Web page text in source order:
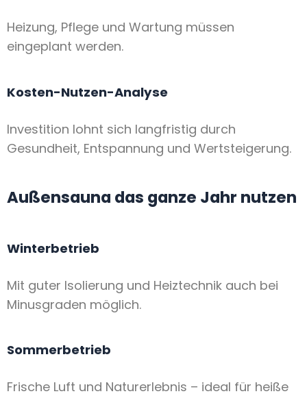
Heizung, Pflege und Wartung müssen
eingeplant werden.
Kosten-Nutzen-Analyse
Investition lohnt sich langfristig durch
Gesundheit, Entspannung und Wertsteigerung.
Außensauna das ganze Jahr nutzen
Winterbetrieb
Mit guter Isolierung und Heiztechnik auch bei
Minusgraden möglich.
Sommerbetrieb
Frische Luft und Naturerlebnis – ideal für heiße